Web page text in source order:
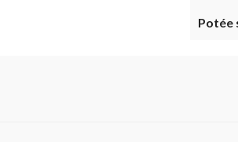
Potée